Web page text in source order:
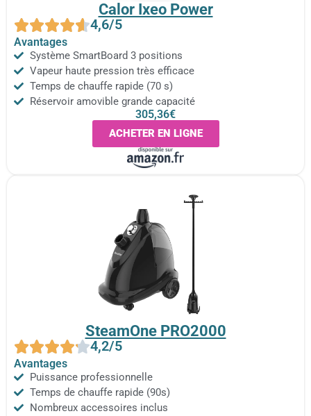
Calor Ixeo Power
4,6/5
Avantages
Système SmartBoard 3 positions
Vapeur haute pression très efficace
Temps de chauffe rapide (70 s)
Réservoir amovible grande capacité
305,36€
ACHETER EN LIGNE
SteamOne PRO2000
4,2/5
Avantages
Puissance professionnelle
Temps de chauffe rapide (90s)
Nombreux accessoires inclus